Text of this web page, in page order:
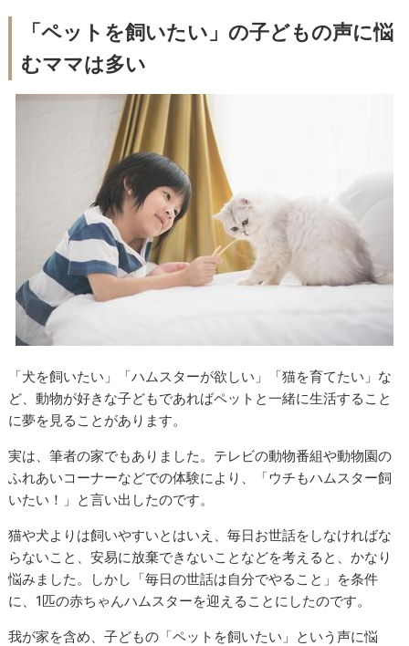
「ペットを飼いたい」の子どもの声に悩
むママは多い
「犬を飼いたい」「ハムスターが欲しい」「猫を育てたい」な
ど、動物が好きな子どもであればペットと一緒に生活すること
に夢を見ることがあります。
実は、筆者の家でもありました。テレビの動物番組や動物園の
ふれあいコーナーなどでの体験により、「ウチもハムスター飼
いたい！」と言い出したのです。
猫や犬よりは飼いやすいとはいえ、毎日お世話をしなければな
らないこと、安易に放棄できないことなどを考えると、かなり
悩みました。しかし「毎日の世話は自分でやること」を条件
に、1匹の赤ちゃんハムスターを迎えることにしたのです。
我が家を含め、子どもの「ペットを飼いたい」という声に悩